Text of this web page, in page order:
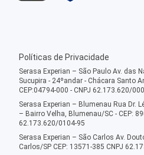
Políticas de Privacidade
Serasa Experian – São Paulo Av. das
Sucupira - 24ºandar - Chácara Santo
CEP:04794-000 - CNPJ 62.173.620/
Serasa Experian – Blumenau Rua Dr.
– Bairro Velha, Blumenau/SC - CEP:
62.173.620/0104-95
Serasa Experian – São Carlos Av.
Carlos/SP CEP: 13571-385 CNPJ